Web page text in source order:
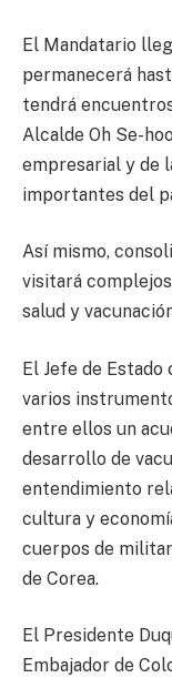
El Mandatario
permanecerá
tendrá
Alcalde Oh Se-
empresarial y de
importantes del
Así mismo,
visitará
salud y
El Jefe de
varios
entre ellos un
desarrollo de
entendimiento
cultura y
cuerpos de
de Corea.
El Presidente
Embajador de